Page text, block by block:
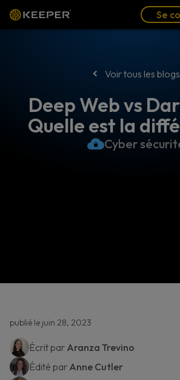
(FR)
Se
Voir tous les blogs
Deep Web vs
Quelle est la
Cyber
publié le juin 28, 2023
Écrit par Aranza Trevino
Édité par Anne Cutler